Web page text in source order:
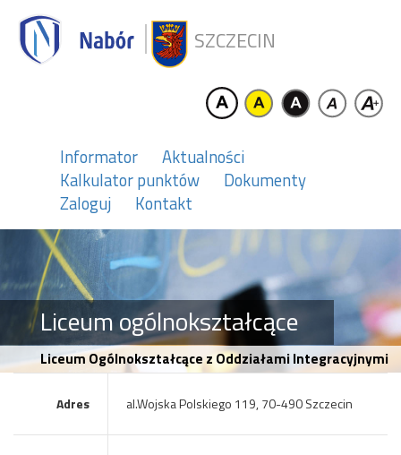
SZCZECIN
Informator
Aktualności
Kalkulator punktów
Dokumenty
Zaloguj
Kontakt
Liceum ogólnokształcące
Liceum Ogólnokształcące z Oddziałami Integracyjnymi
Adres al.Wojska Polskiego 119, 70-490 Szczecin